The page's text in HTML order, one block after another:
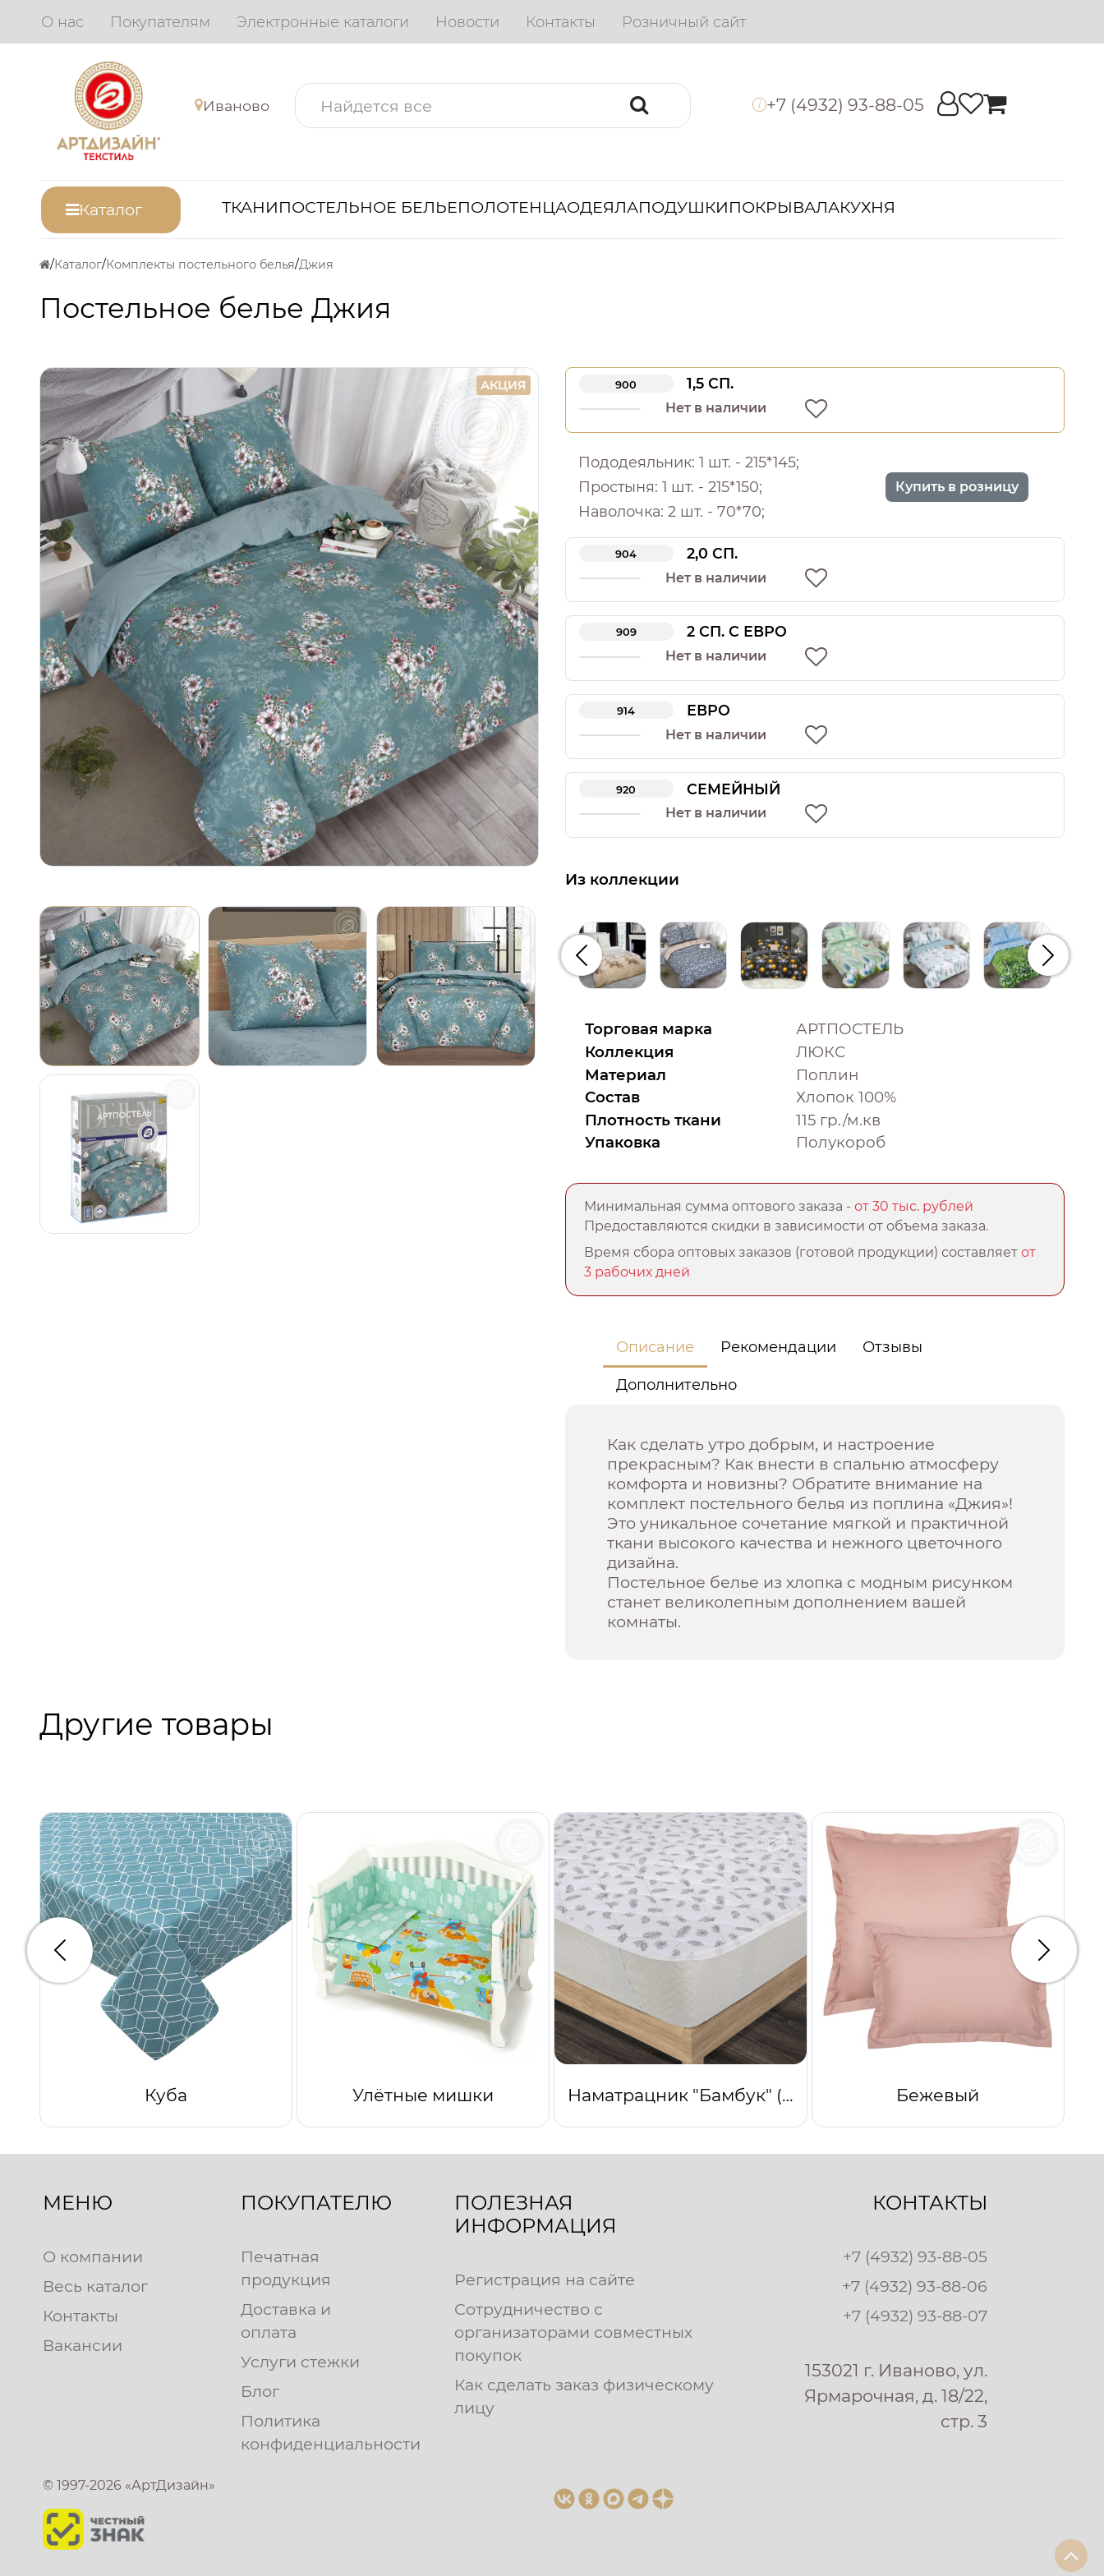
О нас Покупателям Электронные каталоги Новости Контакты Розничный сайт
Иваново i +7 (4932) 93-88-05
Каталог ТКАНИПОСТЕЛЬНОЕ БЕЛЬЕПОЛОТЕНЦАОДЕЯЛАПОДУШКИПОКРЫВАЛАКУХНЯ
Каталог Комплекты постельного белья Джия
Постельное белье Джия
АКЦИЯ 900 1,5 СП.
Нет в наличии
Пододеяльник: 1 шт. - 215*145;
Простыня: 1 шт. - 215*150;
Наволочка: 2 шт. - 70*70;
Купить в розницу
904 2,0 СП.
Нет в наличии
909 2 СП. С ЕВРО
Нет в наличии
914 ЕВРО
Нет в наличии
920 СЕМЕЙНЫЙ
Нет в наличии
Из коллекции
Предыдущий
Торговая марка
АРТПОСТЕЛЬ
Коллекция
ЛЮКС
Материал
Поплин
Состав
Хлопок 100%
Плотность ткани
115 гр./м.кв
Упаковка
Полукороб
Минимальная сумма оптового заказа -от 30 тыс. рублей
Предоставляются скидки в зависимости от объема заказа.
Время сбора оптовых заказов (готовой продукции) составляетот
3 рабочих дней
Описание Рекомендации Отзывы
Дополнительно
Как сделать утро добрым, и настроение
прекрасным? Как внести в спальню атмосферу
комфорта и новизны? Обратите внимание на
комплект постельного белья из поплина «Джия»!
Это уникальное сочетание мягкой и практичной
ткани высокого качества и нежного цветочного
дизайна.
Постельное белье из хлопка с модным рисунком
станет великолепным дополнением вашей
комнаты.
Другие товары
Куба Улётные мишки Наматрацник "Бамбук" (Тик) Бежевый
Предыдущий
МЕНЮ
О компании
Весь каталог
Контакты
Вакансии
ПОКУПАТЕЛЮ
Печатная
продукция
Доставка и
оплата
Услуги стежки
Блог
Политика
конфиденциальности
ПОЛЕЗНАЯ
ИНФОРМАЦИЯ
Регистрация на сайте
Сотрудничество с
организаторами совместных
покупок
Как сделать заказ физическому
лицу
КОНТАКТЫ
+7 (4932) 93-88-05
+7 (4932) 93-88-06
+7 (4932) 93-88-07
153021 г. Иваново, ул.
Ярмарочная, д. 18/22,
стр. 3
© 1997-2026 «АртДизайн»